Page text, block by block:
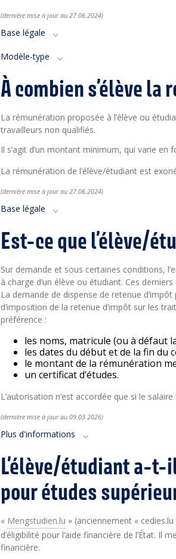
(dernière mise à jour au 27.06 .2024)
Base légale
Modèle-type
À combien s’élève
La rémunération proposée à l’élève ou
travailleurs non qualifiés.
Il s’agit d’un montant minimum, qui varie en
La rémunération de l’élève/étudiant est
(dernière mise à jour au 27.06 .2024)
Base légale
Est-ce que l’élève/
Sur demande et sous certaines conditions,
à charge d’un élève ou étudiant. Ces
La demande de dispense de retenue
d’imposition de la retenue d’impôt sur les
préférence :
les noms, matricule (ou à défaut
les dates du début et de la fin du
le montant de la rémunération
un certificat d’études.
L’autorisation n’est accordée que si le
(dernière mise à jour au 09.03.2026)
Plus d'informations
L’élève/étudiant a-t-
pour études
« Mengstudien.lu » (anciennement «
d’éligibilité pour l’aide financière de l’État.
financière.